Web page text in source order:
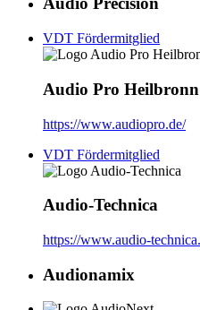
VDT Fördermitglied
Audio Pro
https://www.audiopro.de/
VDT Fördermitglied
Audio-Technica
https://www.audio-
Audionamix